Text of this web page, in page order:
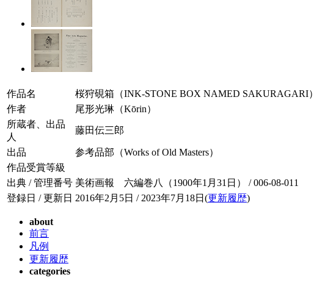
作品名
桜狩硯箱（INK-STONE BOX NAMED SAKURAGARI）
作者
尾形光琳（Kōrin）
所蔵者、出品
人
藤田伝三郎
出品
参考品部（Works of Old Masters）
作品受賞等級
出典 / 管理番号 美術画報 六編巻八（1900年1月31日） / 006-08-011
登録日 / 更新日 2016年2月5日 / 2023年7月18日(更新履歴)
about
前言
凡例
更新履歴
categories